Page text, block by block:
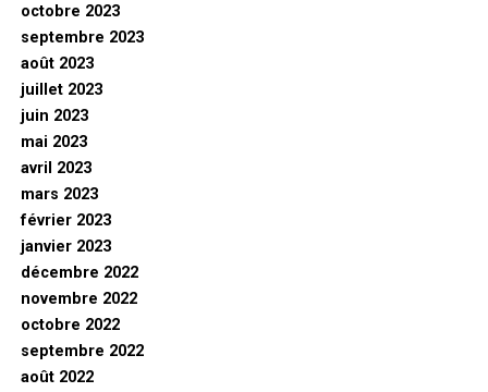
octobre 2023
septembre 2023
août 2023
juillet 2023
juin 2023
mai 2023
avril 2023
mars 2023
février 2023
janvier 2023
décembre 2022
novembre 2022
octobre 2022
septembre 2022
août 2022